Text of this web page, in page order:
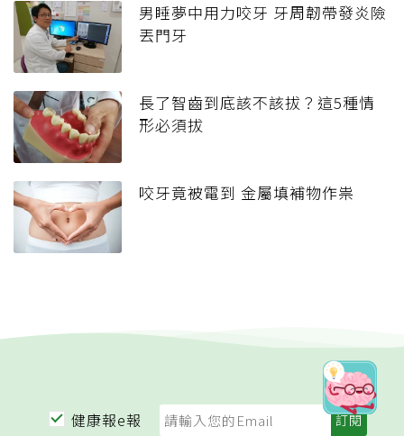
男睡夢中用力咬牙 牙周韌帶發炎險
丟門牙
長了智齒到底該不該拔？這5種情
形必須拔
咬牙竟被電到 金屬填補物作祟
健康報e報